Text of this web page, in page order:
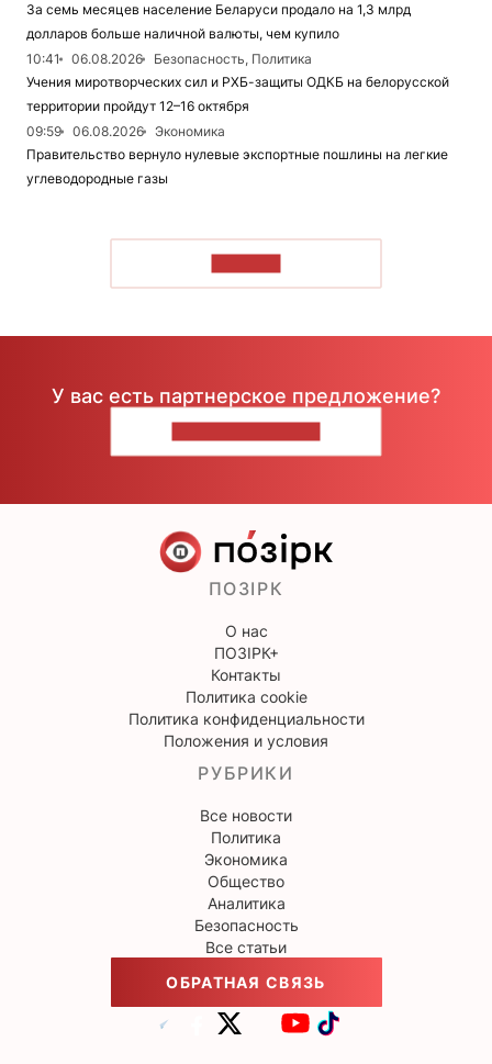
За семь месяцев население Беларуси продало на 1,3 млрд
долларов больше наличной валюты, чем купило
10:41
06.08.2026
Безопасность, Политика
Учения миротворческих сил и РХБ-защиты ОДКБ на белорусской
территории пройдут 12–16 октября
09:59
06.08.2026
Экономика
Правительство вернуло нулевые экспортные пошлины на легкие
углеводородные газы
У вас есть партнерское предложение?
ПОЗІРК
О нас
ПОЗІРК+
Контакты
Политика cookie
Политика конфиденциальности
Положения и условия
РУБРИКИ
Все новости
Политика
Экономика
Общество
Аналитика
Безопасность
Все статьи
ОБРАТНАЯ СВЯЗЬ